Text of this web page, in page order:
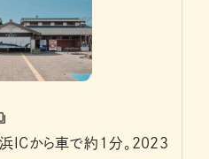
ICから車で約1分。2023